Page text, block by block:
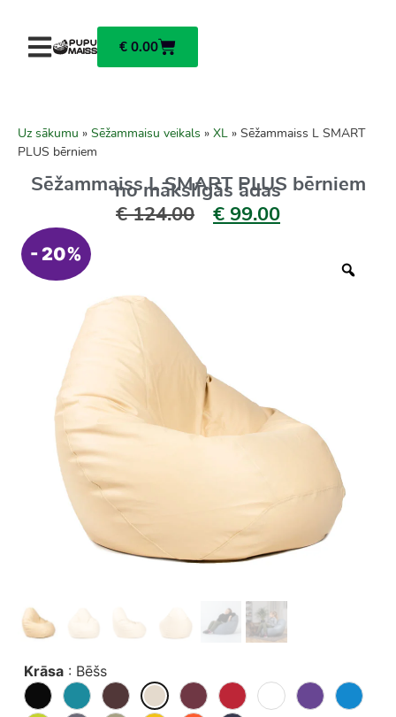
€ 0.00
Uz sākumu » Sēžammaisu veikals » XL » Sēžammaiss L SMART
PLUS bērniem
Sēžammaiss L SMART PLUS bērniem
no mākslīgās ādas
€124.00 € 99.00
- 20%
Krāsa : Bēšs